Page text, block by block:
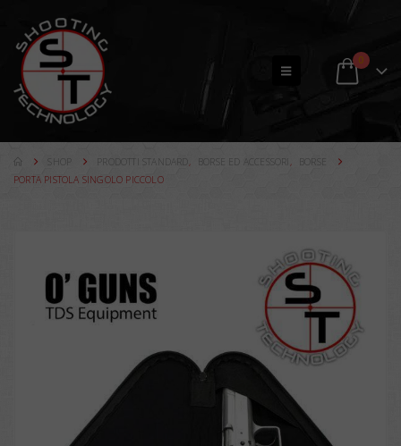
0
PRODOTTI STANDARD , BORSE ED ACCESSORI ,
BORSE
PORTA PISTOLA SINGOLO PICCOLO